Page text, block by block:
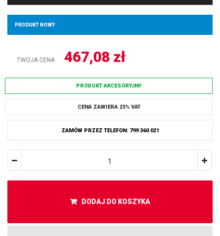
PRODUKT NOWY
TWOJA CENA 467,08 zł
PRODUKT AKCESORYJNY
CENA ZAWIERA 23% VAT
ZAMÓW PRZEZ TELEFON: 799 360 021
DODAJ DO KOSZYKA